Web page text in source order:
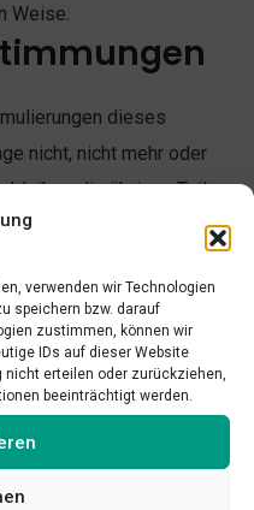
verwenden wir Technologien
speichern bzw. darauf
zustimmen, können wir
IDs auf dieser Website
nicht erteilen oder zurückziehen,
beeinträchtigt werden.
Weise.
dieses
nicht, nicht mehr oder
bleiben die übrigen Teile
davon unberührt.
oder bei
angemessene,
Anwendung, die dem
und Zweck dieser
der Teilnichtigkeit